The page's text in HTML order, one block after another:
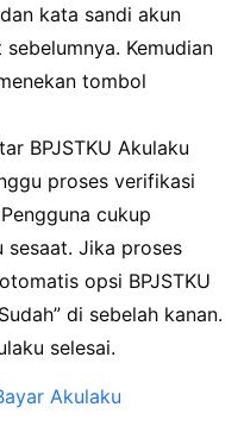
kata sandi akun
Kemudian
tombol
BPJSTKU Akulaku
proses verifikasi
cukup
sesaat. Jika proses
opsi BPJSTKU
di sebelah kanan.
selesai.
Akulaku